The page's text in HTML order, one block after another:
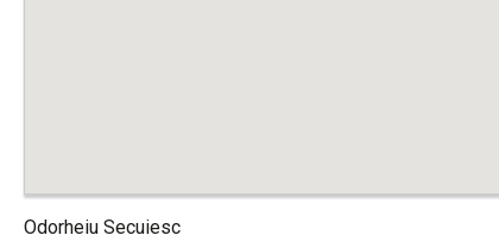
Odorheiu Secuiesc